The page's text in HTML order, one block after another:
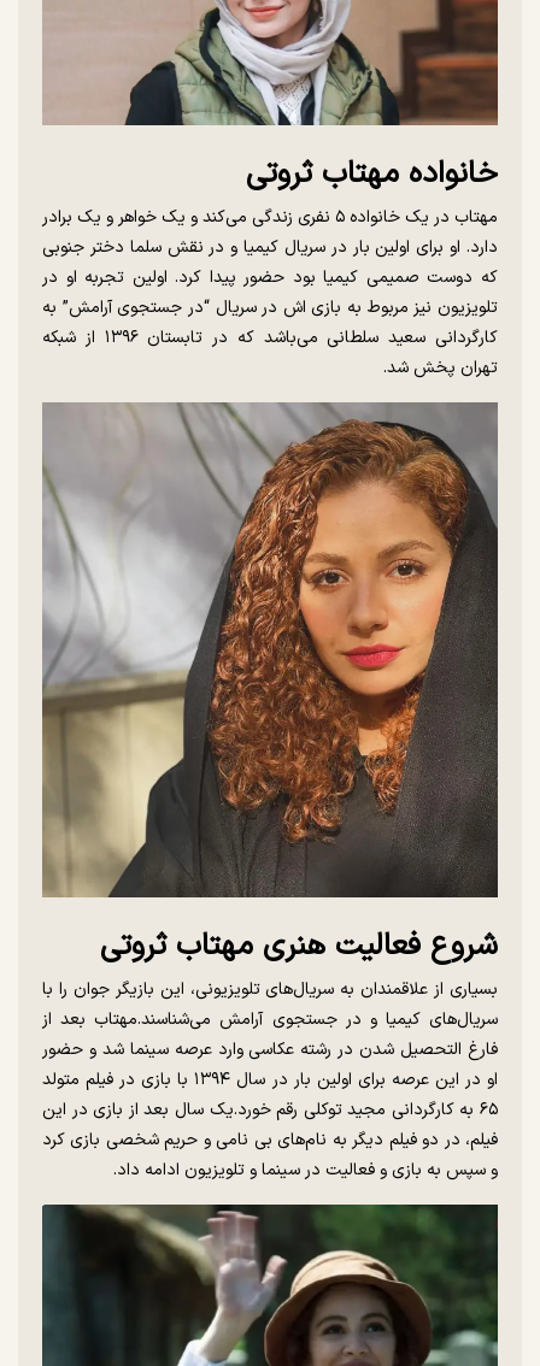
خانواده مهتاب ثروتی
مهتاب در یک خانواده ۵ نفری زندگی می‌کند و یک خواهر و یک برادر
دارد. او برای اولین بار در سریال کیمیا و در نقش سلما دختر جنوبی
که دوست صمیمی کیمیا بود حضور پیدا کرد. اولین تجربه او در
تلویزیون نیز مربوط به بازی اش در سریال “در جستجوی آرامش” به
کارگردانی سعید سلطانی می‌باشد که در تابستان ۱۳۹۶ از شبکه
تهران پخش شد.
شروع فعالیت هنری مهتاب ثروتی
بسیاری از علاقمندان به سریال‌های تلویزیونی، این بازیگر جوان را با
سریال‌های کیمیا و در جستجوی آرامش می‌شناسند.مهتاب بعد از
فارغ التحصیل شدن در رشته عکاسی وارد عرصه سینما شد و حضور
او در این عرصه برای اولین بار در سال ۱۳۹۴ با بازی در فیلم متولد
۶۵ به کارگردانی مجید توکلی رقم خورد.یک سال بعد از بازی در این
فیلم، در دو فیلم دیگر به نام‌های بی نامی و حریم شخصی بازی کرد
و سپس به بازی و فعالیت در سینما و تلویزیون ادامه داد.